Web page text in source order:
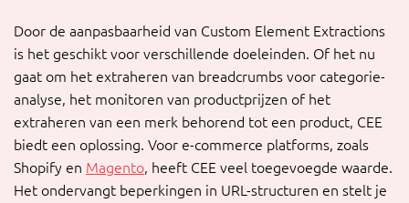
Door de aanpasbaarheid van Custom Element Extractions
is het geschikt voor verschillende doeleinden. Of het nu
gaat om het extraheren van breadcrumbs voor categorie-
analyse, het monitoren van productprijzen of het
extraheren van een merk behorend tot een product, CEE
biedt een oplossing. Voor e-commerce platforms, zoals
Shopify en Magento, heeft CEE veel toegevoegde waarde.
Het ondervangt beperkingen in URL-structuren en stelt je